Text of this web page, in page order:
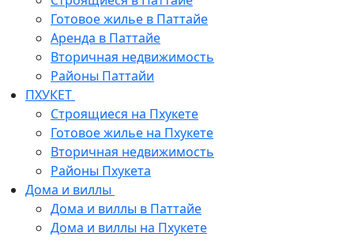
Готовое жилье в Паттайе
Аренда в Паттайе
Вторичная недвижимость
Районы Паттайи
ПХУКЕТ
Строящиеся на Пхукете
Готовое жилье на Пхукете
Вторичная недвижимость
Районы Пхукета
Дома и виллы
Дома и виллы в Паттайе
Дома и виллы на Пхукете